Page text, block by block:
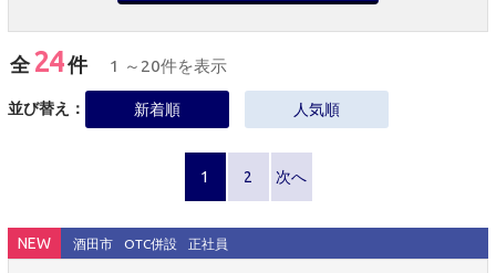
全24件 1 ～20件を表示
並び替え： 新着順 人気順
1 2 次へ
NEW 酒田市 OTC併設 正社員